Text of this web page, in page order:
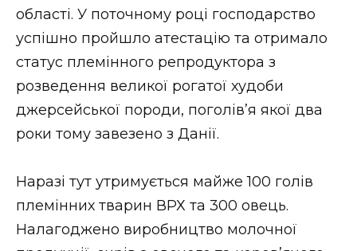
області. У поточному році господарство
успішно пройшло атестацію та отримало
статус племінного репродуктора з
розведення великої рогатої худоби
джерсейської породи, поголів’я якої два
роки тому завезено з Данії.
Наразі тут утримується майже 100 голів
племінних тварин ВРХ та 300 овець.
Налагоджено виробництво молочної